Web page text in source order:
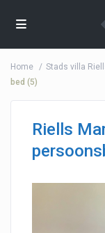
Home Stads villa
bed (5)
Riells